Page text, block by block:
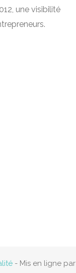
une visibilité
- Mis en ligne par